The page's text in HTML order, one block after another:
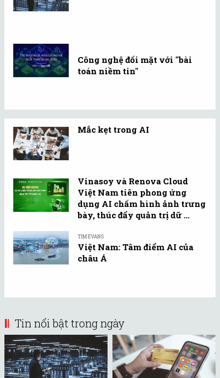
Công nghệ đối mặt với "bài
toán niềm tin"
Mắc kẹt trong AI
Vinasoy và Renova Cloud
Việt Nam tiên phong ứng
dụng AI chấm hình ảnh trưng
bày, thúc đẩy quản trị dữ ...
TIM EVANS
Việt Nam: Tâm điểm AI của
châu Á
Tin nổi bật trong ngày